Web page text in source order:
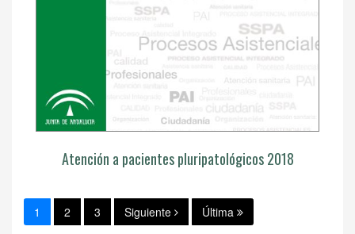
Atención a pacientes pluripatológicos 2018
1 2 3 Siguiente Última